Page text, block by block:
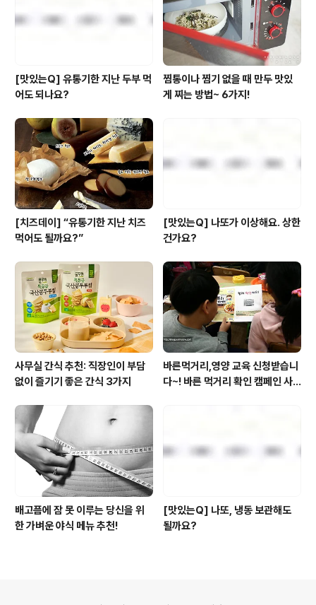
게~~!! 하나. 필요한 만큼만 담아가요~ '지속가능성 존' 저
탄소 인증 농산물..
[맛있는Q] 유통기한 지난 두부 먹
어도 되나요?
찜통이나 찜기 없을 때 만두 맛있
게 찌는 방법~ 6가지!
[치즈데이] “유통기한 지난 치즈
먹어도 될까요?”
[맛있는Q] 나또가 이상해요. 상한
건가요?
사무실 간식 추천: 직장인이 부담
없이 즐기기 좋은 간식 3가지
바른먹거리,영양 교육 신청받습니
다~! 바른 먹거리 확인 캠페인 사
배고픔에 잠 못 이루는 당신을 위
한 가벼운 야식 메뉴 추천!
[맛있는Q] 나또, 냉동 보관해도
될까요?